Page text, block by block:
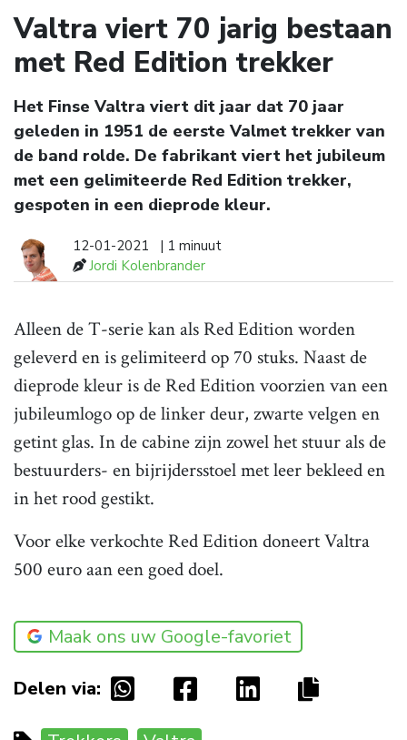
Valtra viert 70 jarig bestaan
met Red Edition trekker
Het Finse Valtra viert dit jaar dat 70 jaar
geleden in 1951 de eerste Valmet trekker van
de band rolde. De fabrikant viert het jubileum
met een gelimiteerde Red Edition trekker,
gespoten in een dieprode kleur.
12-01-2021
| 1 minuut
Jordi Kolenbrander
Alleen de T-serie kan als Red Edition worden
geleverd en is gelimiteerd op 70 stuks. Naast de
dieprode kleur is de Red Edition voorzien van een
jubileumlogo op de linker deur, zwarte velgen en
getint glas. In de cabine zijn zowel het stuur als de
bestuurders- en bijrijdersstoel met leer bekleed en
in het rood gestikt.
Voor elke verkochte Red Edition doneert Valtra
500 euro aan een goed doel.
Maak ons uw Google-favoriet
Delen via: